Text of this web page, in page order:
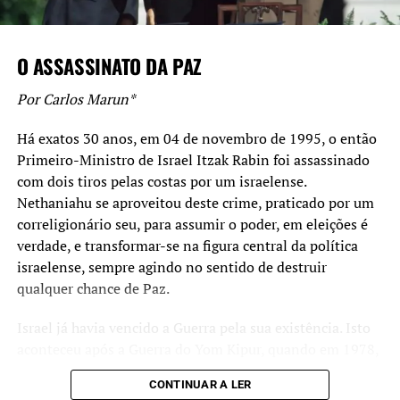
Olegar Lopes”AETC tem nova diretoria”
O ASSASSINATO DA PAZ
Por Carlos Marun*
Há exatos 30 anos, em 04 de novembro de 1995, o então
Primeiro-Ministro de Israel Itzak Rabin foi assassinado
com dois tiros pelas costas por um israelense.
Nethaniahu se aproveitou deste crime, praticado por um
correligionário seu, para assumir o poder, em eleições é
verdade, e transformar-se na figura central da política
israelense, sempre agindo no sentido de destruir
qualquer chance de Paz.
Israel já havia vencido a Guerra pela sua existência. Isto
nos Acordos de Camp David e sob os olhares de Jiimmy
Carter, Anwar Sadat assinou com Menahem Begin um
CONTINUAR A LER